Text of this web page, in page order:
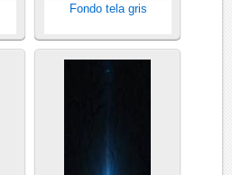
Fondo tela gris